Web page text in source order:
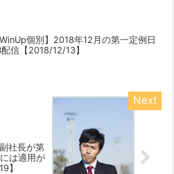
WinUp個別】2018年12月の第一定例日
配信【2018/12/13】
社長が第
は適用が
】